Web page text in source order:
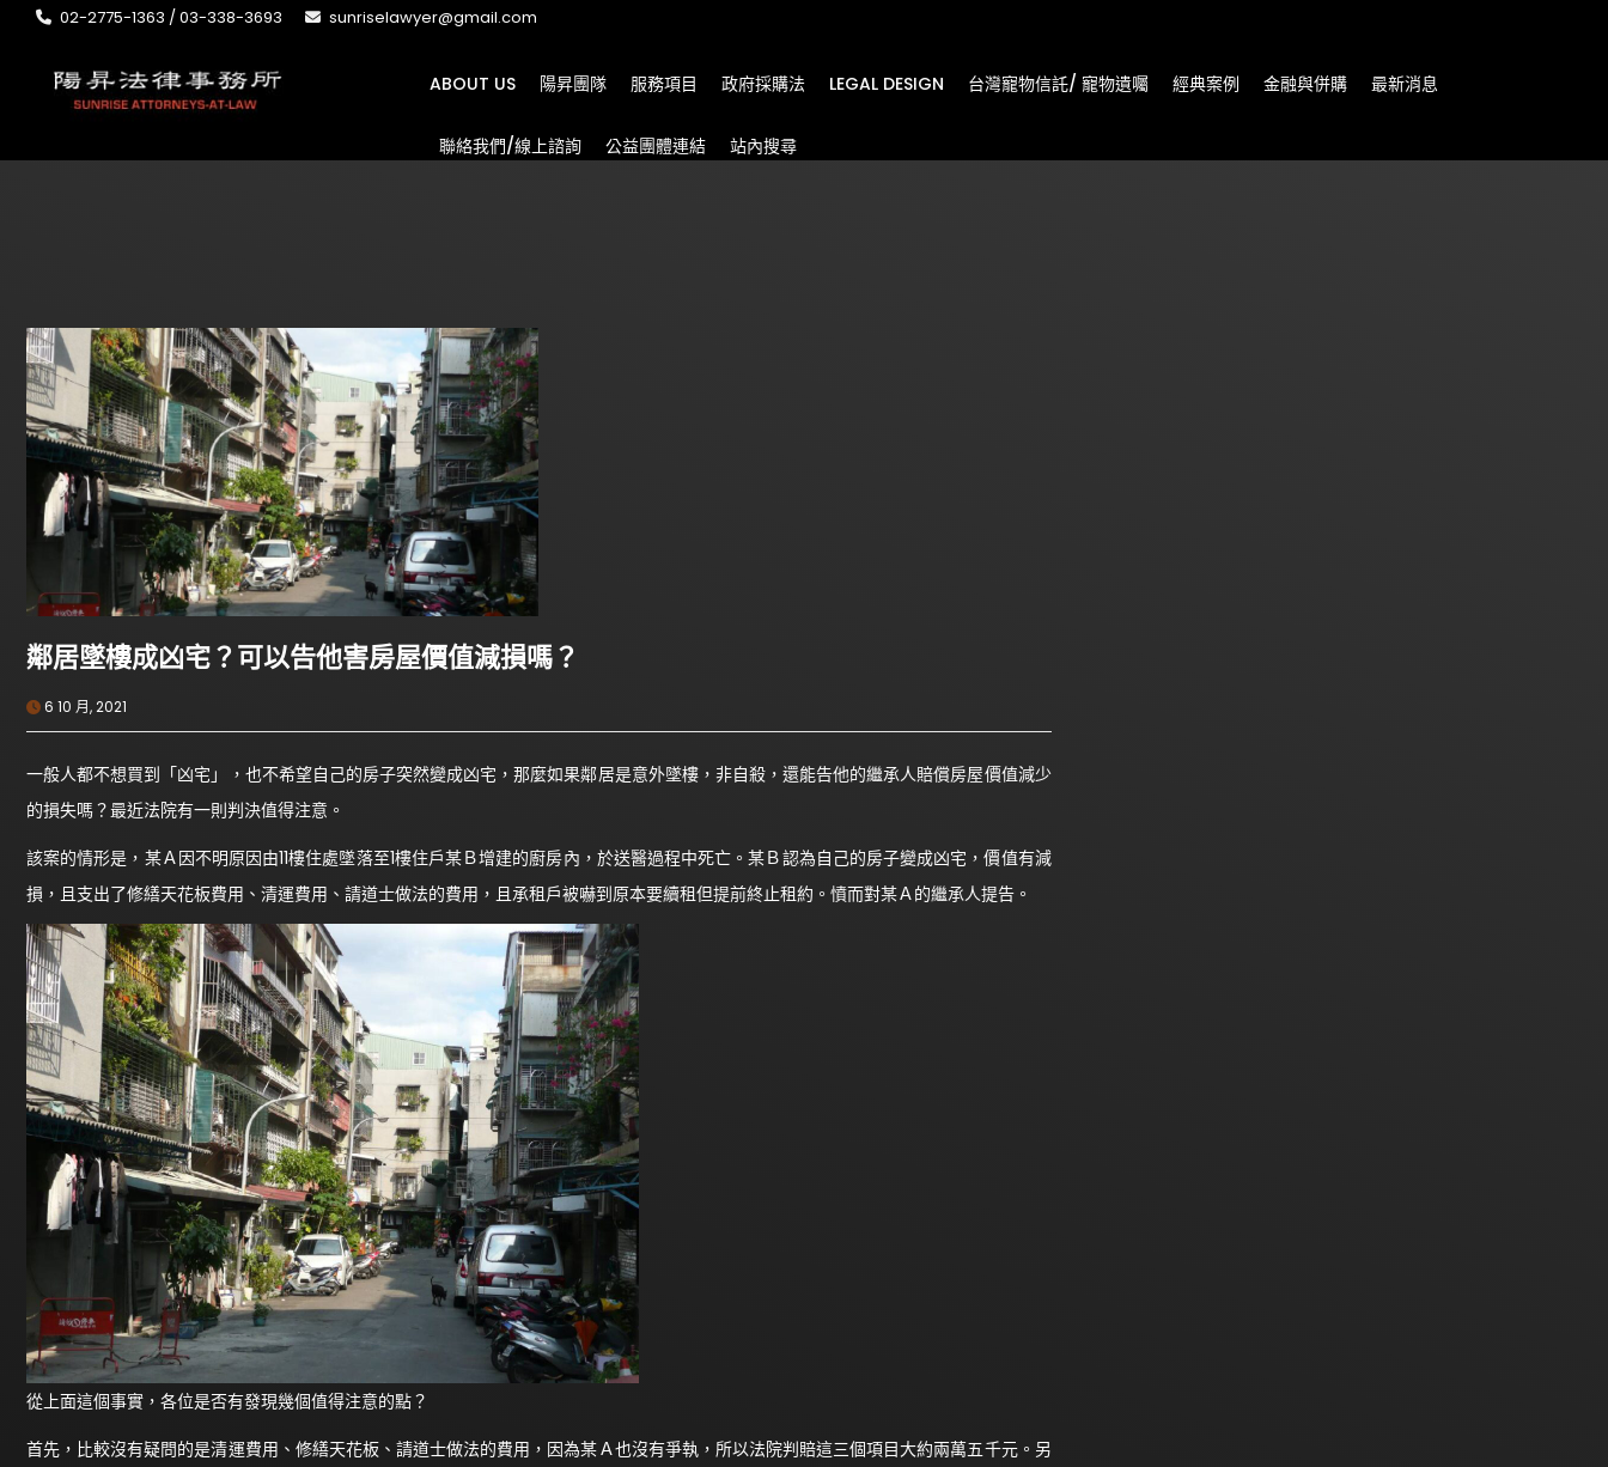
02-2775-1363 / 03-338-3693 sunriselawyer@gmail.com
ABOUT US 陽昇團隊 服務項目 政府採購法 LEGAL DESIGN 台灣寵物信託/ 寵物遺囑 經典案例 金融與併購 最新消息
聯絡我們/線上諮詢 公益團體連結 站內搜尋
鄰居墜樓成凶宅？可以告他害房屋價值減損嗎？
6 10 月, 2021
一般人都不想買到「凶宅」，也不希望自己的房子突然變成凶宅，那麼如果鄰居是意外墜樓，非自殺，還能告他的繼承人賠償房屋價值減少
的損失嗎？最近法院有一則判決值得注意。
該案的情形是，某Ａ因不明原因由11樓住處墜落至1樓住戶某Ｂ增建的廚房內，於送醫過程中死亡。某Ｂ認為自己的房子變成凶宅，價值有減
損，且支出了修繕天花板費用、清運費用、請道士做法的費用，且承租戶被嚇到原本要續租但提前終止租約。憤而對某Ａ的繼承人提告。
從上面這個事實，各位是否有發現幾個值得注意的點？
首先，比較沒有疑問的是清運費用、修繕天花板、請道士做法的費用，因為某Ａ也沒有爭執，所以法院判賠這三個項目大約兩萬五千元。另